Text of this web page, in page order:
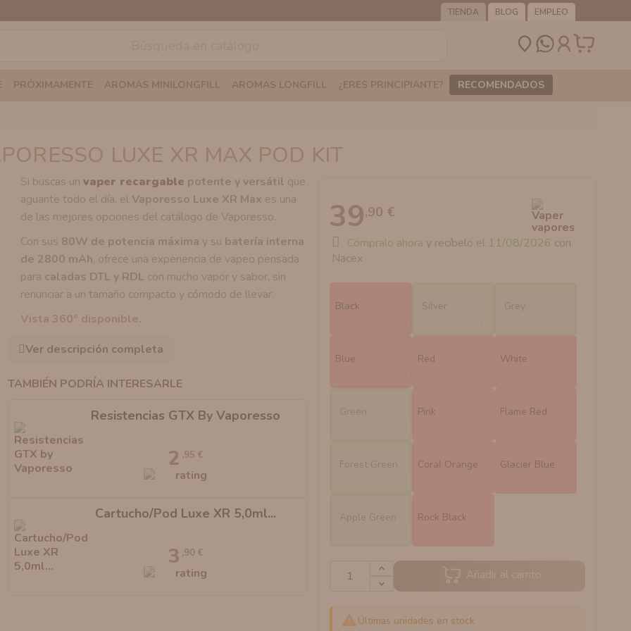
TIENDA BLOG EMPLEO
PRÓXIMAMENTE AROMAS MINILONGFILL AROMAS LONGFILL ¿ERES PRINCIPIANTE? RECOMENDADOS
LUXE XR MAX POD KIT
Si buscas unvaper recargable potente y versátil que
aguante todo el día, el Vaporesso Luxe XR Max es una
de las mejores opciones del catálogo de Vaporesso.
Con sus 80W de potencia máxima y su batería interna
de 2800 mAh, ofrece una experiencia de vapeo pensada
para caladas DTL y RDL con mucho vapor y sabor, sin
renunciar a un tamaño compacto y cómodo de llevar.
Vista 360º disponible.
Ver descripción completa
TAMBIÉN PODRÍA INTERESARLE
Resistencias GTX By Vaporesso
2 ,95 €
Cartucho/Pod Luxe XR 5,0ml...
3 ,90 €
39,90 €
Cómpralo ahora y recíbelo el 11/08/2026 con
Nacex
Black Silver Grey
Blue Red White
Green Pink Flame Red
Forest Green Coral Orange Glacier Blue
Apple Green Rock Black
Añadir al carrito
 Últimas unidades en stock